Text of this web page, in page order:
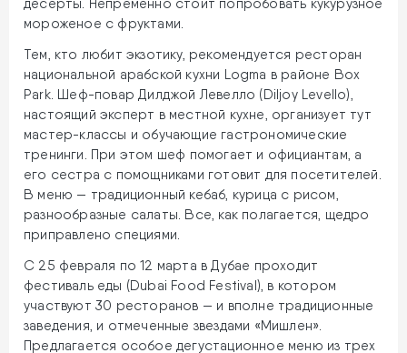
десерты. Непременно стоит попробовать кукурузное
мороженое с фруктами.
Тем, кто любит экзотику, рекомендуется ресторан
национальной арабской кухни Logma в районе Box
Park. Шеф-повар Дилджой Левелло (Diljoy Levello),
настоящий эксперт в местной кухне, организует тут
мастер-классы и обучающие гастрономические
тренинги. При этом шеф помогает и официантам, а
его сестра с помощниками готовит для посетителей.
В меню — традиционный кебаб, курица с рисом,
разнообразные салаты. Все, как полагается, щедро
приправлено специями.
С 25 февраля по 12 марта в Дубае проходит
фестиваль еды (Dubai Food Festival), в котором
участвуют 30 ресторанов — и вполне традиционные
заведения, и отмеченные звездами «Мишлен».
Предлагается особое дегустационное меню из трех